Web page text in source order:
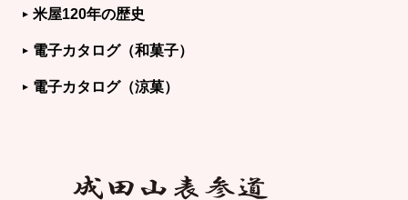
米屋120年の歴史
電子カタログ（和菓子）
電子カタログ（涼菓）